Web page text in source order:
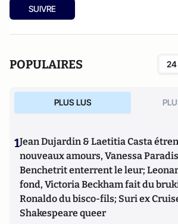
SUIVRE
POPULAIRES 24
PLUS LUS
1Jean Dujardin & Laetitia Casta
nouveaux amours, Vanessa
Benchetrit enterrent le leur;
fond, Victoria Beckham fait du
Ronaldo du bisco-fils; Suri ex
Shakespeare queer